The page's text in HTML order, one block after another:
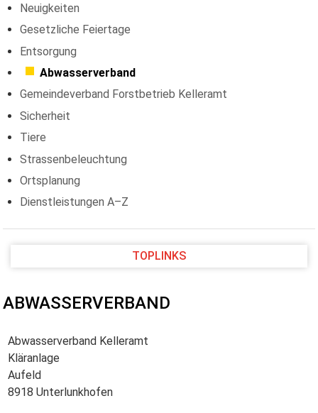
Neuigkeiten
Gesetzliche Feiertage
Entsorgung
Abwasserverband
Gemeindeverband Forstbetrieb Kelleramt
Sicherheit
Tiere
Strassenbeleuchtung
Ortsplanung
Dienstleistungen A–Z
TOPLINKS
ABWASSERVERBAND
Abwasserverband Kelleramt
Kläranlage
Aufeld
8918 Unterlunkhofen